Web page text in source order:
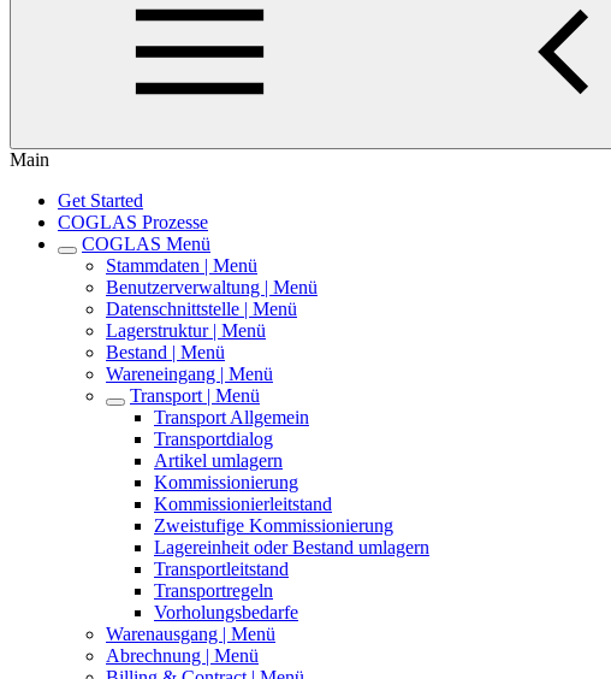
Main
Get Started
COGLAS Prozesse
COGLAS Menü
Stammdaten | Menü
Benutzerverwaltung | Menü
Datenschnittstelle | Menü
Lagerstruktur | Menü
Bestand | Menü
Wareneingang | Menü
Transport | Menü
Transport Allgemein
Transportdialog
Artikel umlagern
Kommissionierung
Kommissionierleitstand
Zweistufige Kommissionierung
Lagereinheit oder Bestand umlagern
Transportleitstand
Transportregeln
Vorholungsbedarfe
Warenausgang | Menü
Abrechnung | Menü